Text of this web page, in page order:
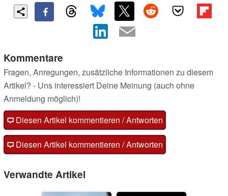
Kommentare
Fragen, Anregungen, zusätzliche Informationen zu diesem
Artikel? - Uns interessiert Deine Meinung (auch ohne
Anmeldung möglich)!
Diesen Artikel kommentieren / Antworten
Diesen Artikel kommentieren / Antworten
Verwandte Artikel